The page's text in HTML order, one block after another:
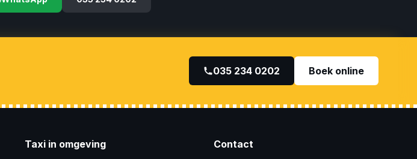
035 234 0202 Boek online
Taxi in omgeving Contact